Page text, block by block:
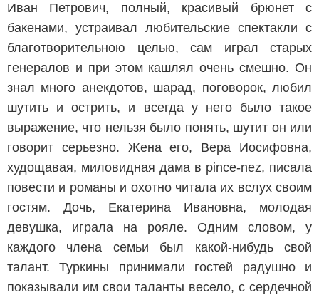
Иван Петрович, полный, красивый брюнет с
бакенами, устраивал любительские спектакли с
благотворительною целью, сам играл старых
генералов и при этом кашлял очень смешно. Он
знал много анекдотов, шарад, поговорок, любил
шутить и острить, и всегда у него было такое
выражение, что нельзя было понять, шутит он или
говорит серьезно. Жена его, Вера Иосифовна,
худощавая, миловидная дама в pince-nez, писала
повести и романы и охотно читала их вслух своим
гостям. Дочь, Екатерина Ивановна, молодая
девушка, играла на рояле. Одним словом, у
каждого члена семьи был какой-нибудь свой
талант. Туркины принимали гостей радушно и
показывали им свои таланты весело, с сердечной